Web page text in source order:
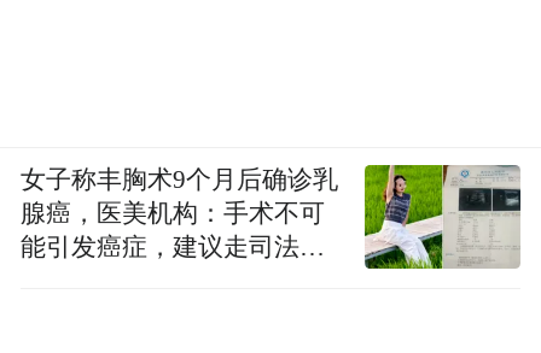
女子称丰胸术9个月后确诊乳
腺癌，医美机构：手术不可
能引发癌症，建议走司法途